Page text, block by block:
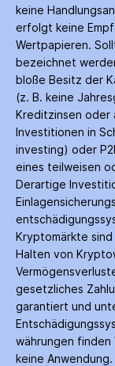
keine
erfolgt keine
Wertpapieren.
bezeichnet
bloße Besitz der
(z. B. keine
Kredit­zinsen oder
Investitionen in
investing) oder
eines teilweisen
Derartige
Kryptomärkte
Halten von
gesetzliches
garantiert und
währungen
keine Anwendung.